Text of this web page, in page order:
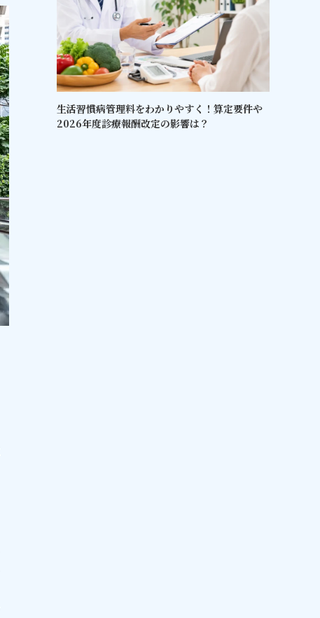
生活習慣病管理料をわかりやすく！算定要件や
2026年度診療報酬改定の影響は？